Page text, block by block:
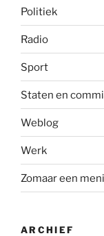
Politiek
Radio
Sport
Staten en
Weblog
Werk
Zomaar een
ARCHIEF